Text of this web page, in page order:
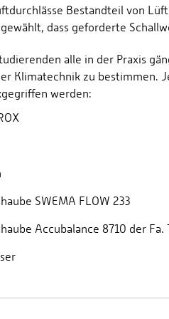
Bestandteil von
dass geforderte
alle in der Praxis
Klimatechnik zu bestimmen.
werden:
SWEMA FLOW 233
Accubalance 8710 der Fa.